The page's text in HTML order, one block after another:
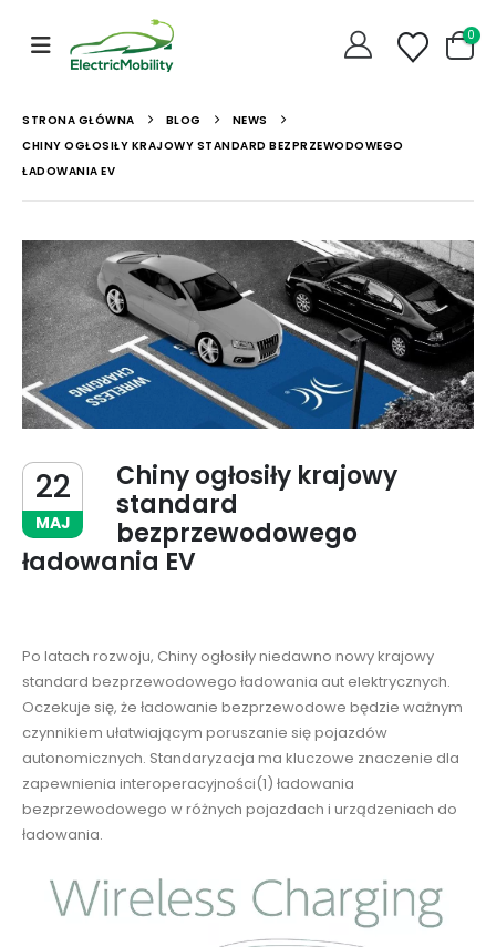
0
STRONA GŁÓWNA BLOG
NEWS
CHINY OGŁOSIŁY KRAJOWY STANDARD BEZPRZEWODOWEGO
ŁADOWANIA EV
22
MAJ
Chiny ogłosiły krajowy
standard
bezprzewodowego
ładowania EV
Po latach rozwoju, Chiny ogłosiły niedawno nowy krajowy
standard bezprzewodowego ładowania aut elektrycznych.
Oczekuje się, że ładowanie bezprzewodowe będzie ważnym
czynnikiem ułatwiającym poruszanie się pojazdów
autonomicznych. Standaryzacja ma kluczowe znaczenie dla
zapewnienia interoperacyjności(1) ładowania
bezprzewodowego w różnych pojazdach i urządzeniach do
ładowania.